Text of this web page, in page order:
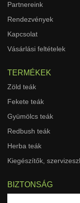
Partnereink
Rendezvények
Kapcsolat
Vásárlási feltételek
TERMÉKEK
Zöld teák
Fekete teák
Gyümölcs teák
Redbush teák
Herba teák
Kiegészítők,
BIZTONSÁG